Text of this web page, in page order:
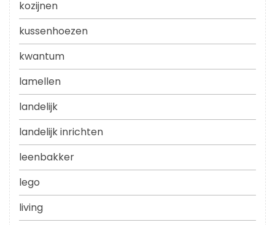
kozijnen
kussenhoezen
kwantum
lamellen
landelijk
landelijk inrichten
leenbakker
lego
living